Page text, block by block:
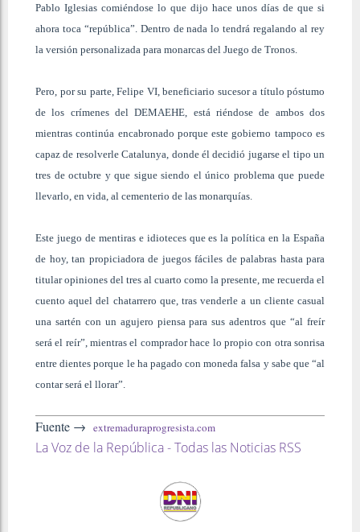
Pablo Iglesias comiéndose lo que dijo hace unos días de que si
ahora toca “república”. Dentro de nada lo tendrá regalando al rey
la versión personalizada para monarcas del Juego de Tronos.
Pero, por su parte, Felipe VI, beneficiario sucesor a título póstumo
de los crímenes del DEMAEHE, está riéndose de ambos dos
mientras continúa encabronado porque este gobierno tampoco es
capaz de resolverle Catalunya, donde él decidió jugarse el tipo un
tres de octubre y que sigue siendo el único problema que puede
llevarlo, en vida, al cementerio de las monarquías.
Este juego de mentiras e idioteces que es la política en la España
de hoy, tan propiciadora de juegos fáciles de palabras hasta para
titular opiniones del tres al cuarto como la presente, me recuerda el
cuento aquel del chatarrero que, tras venderle a un cliente casual
una sartén con un agujero piensa para sus adentros que “al freír
será el reír”, mientras el comprador hace lo propio con otra sonrisa
entre dientes porque le ha pagado con moneda falsa y sabe que “al
contar será el llorar”.
Fuente → extremaduraprogresista.com
La Voz de la República - Todas las Noticias RSS